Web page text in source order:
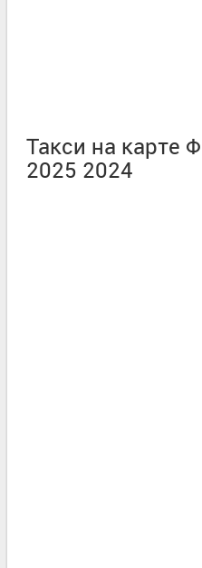
Такси на карте
2025 2024